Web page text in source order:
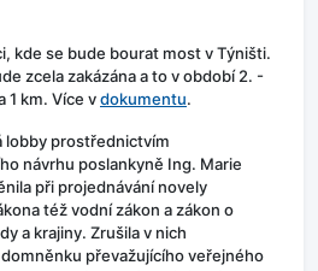
kde se bude bourat most v Týništi.
zcela zakázána a to v období 2. -
1 km. Více vdokumentu.
lobby prostřednictvím
návrhu poslankyně Ing. Marie
při projednávání novely
též vodní zákon a zákon o
a krajiny. Zrušila v nich
převažujícího veřejného